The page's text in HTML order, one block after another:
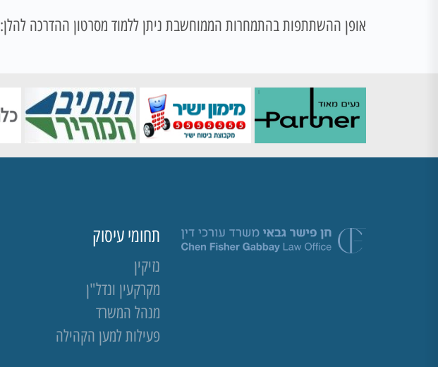
אופן ההשתתפות בהתמחרות הממוחשבת ניתן ללמוד מסרטון ההדרכה להלן:
תחומי עיסוק
נזיקין
מקרקעין ונדל"ן
מנהל המשרד
פעילות למען הקהילה